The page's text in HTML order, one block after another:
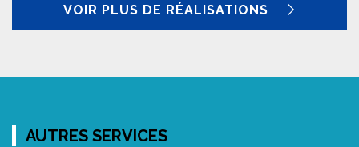
VOIR PLUS DE RÉALISATIONS
AUTRES SERVICES